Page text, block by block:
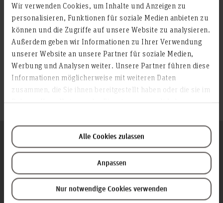
Wir verwenden Cookies, um Inhalte und Anzeigen zu
personalisieren, Funktionen für soziale Medien anbieten zu
können und die Zugriffe auf unsere Website zu analysieren.
Außerdem geben wir Informationen zu Ihrer Verwendung
unserer Website an unsere Partner für soziale Medien,
Werbung und Analysen weiter. Unsere Partner führen diese
Informationen möglicherweise mit weiteren Daten
zusammen, die Sie ihnen bereitgestellt haben oder die sie im
Alle Cookies zulassen
Anpassen
Nur notwendige Cookies verwenden
Aufsteigend
Termine nach Vereinbarung per Mail
Infos zur Hochschule
Kontakt und Anreise